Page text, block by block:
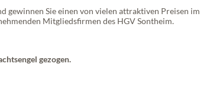
gewinnen Sie einen von vielen attraktiven Preisen im
Mitgliedsfirmen des HGV Sontheim.
gezogen.